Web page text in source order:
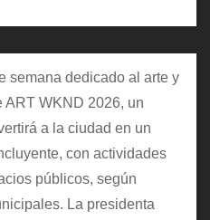
semana dedicado al arte y
ART WKND 2026, un
a la ciudad en un
con actividades
públicos, según
La presidenta